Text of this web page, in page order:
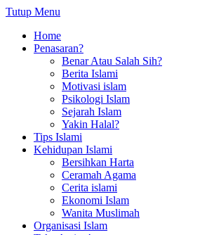
Tutup Menu
Home
Penasaran?
Benar Atau Salah Sih?
Berita Islami
Motivasi islam
Psikologi Islam
Sejarah Islam
Yakin Halal?
Tips Islami
Kehidupan Islami
Bersihkan Harta
Ceramah Agama
Cerita islami
Ekonomi Islam
Wanita Muslimah
Organisasi Islam